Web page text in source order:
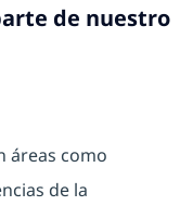
de nuestro
áreas como
de la